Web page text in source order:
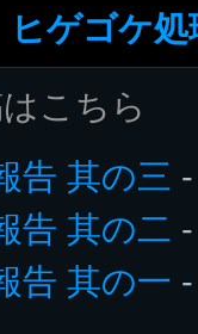
ヒゲゴケ
こちら
告 其の三
告 其の二
告 其の一